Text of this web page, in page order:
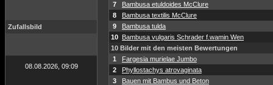
Zufallsbild
08.08.2026, 09:09
7
Bambusa etuldoides McClure
8
Bambusa textilis McClure
9
Bambusa tulda
10 Bambusa vulgaris Schrader f.wamin Wen
10 Bilder mit den meisten Bewertungen
1
Fargesia murielae Jumbo
2
Phyllostachys atrovaginata
3
Bauen mit Bambus und Beton